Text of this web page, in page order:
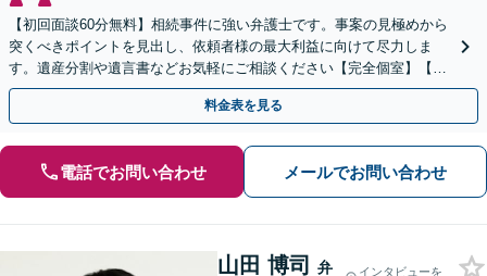
【初回面談60分無料】相続事件に強い弁護士です。事案の見極めから
突くべきポイントを見出し、依頼者様の最大利益に向けて尽力しま
す。遺産分割や遺言書などお気軽にご相談ください【完全個室】【丸
太町駅5分】
料金表を見る
電話でお問い合わせ メールでお問い合わせ
山田 博司
弁
インタビューを